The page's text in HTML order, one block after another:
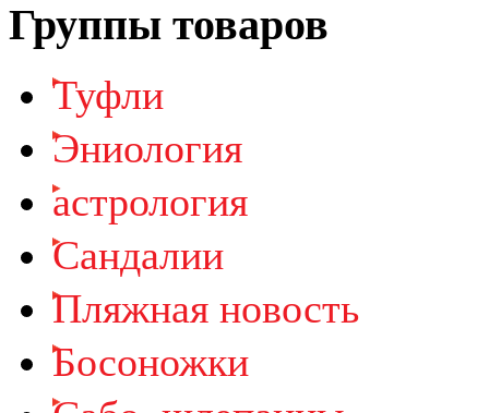
Группы товаров
Туфли
Эниология
астрология
Cандалии
Пляжная новость
Босоножки